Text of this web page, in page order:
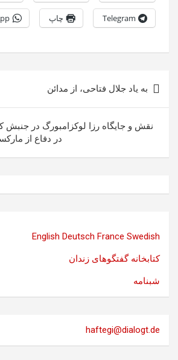
Telegram چاپ
نوشته
به یاد جلال فتاحی، از مدائن
نقش و جايگاه رزا لوكزامبورگ در جنبش
در دفاع از
English Deutsch France Swedish
کتابخانه گفتگوهای زندان
شبنامه
haftegi@dialogt.de